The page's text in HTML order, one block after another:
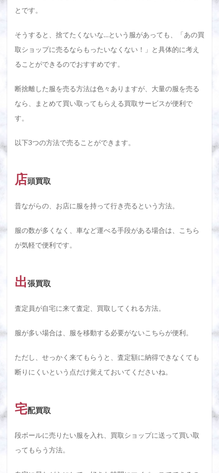
とです。
そうすると、捨てたくないな…という服があっても、「あの買
取ショップに売るならもったいなくない！」と具体的に考え
ることができるのでおすすめです。
断捨離した服を売る方法は色々ありますが、大量の服を売る
なら、まとめて買い取ってもらえる買取サービスが便利で
す。
以下3つの方法で売ることができます。
店頭買取
昔ながらの、お店に服を持って行き売るという方法。
服の数が多くなく、車など運べる手段がある場合は、こちら
が気軽で便利です。
出張買取
査定員が自宅に来て査定、買取してくれる方法。
服が多い場合は、服を移動する必要がないこちらが便利。
ただし、せっかく来てもらうと、査定額に納得できなくても
断りにくいという点だけ覚えておいてくださいね。
宅配買取
段ボールに売りたい服を入れ、買取ショップに送って買い取
ってもらう方法。